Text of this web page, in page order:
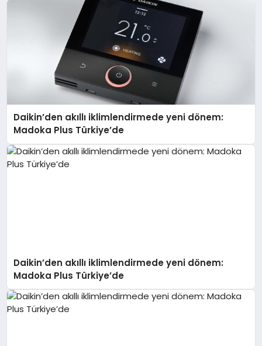
Daikin’den akıllı iklimlendirmede yeni dönem:
Madoka Plus Türkiye’de
Daikin’den akıllı iklimlendirmede yeni dönem:
Madoka Plus Türkiye’de